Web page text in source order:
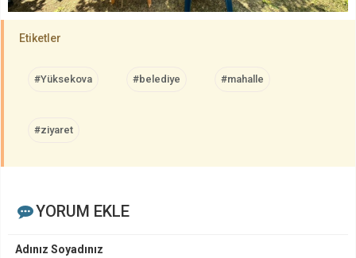
Etiketler
#Yüksekova #belediye #mahalle
#ziyaret
YORUM EKLE
Adınız Soyadınız